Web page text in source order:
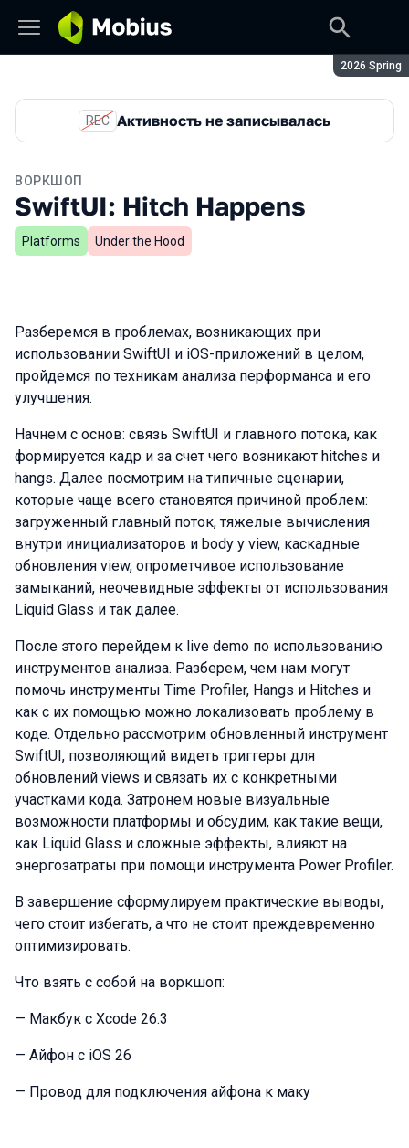
Сезон:
2026 Spring
REC Активность не записывалась
ВОРКШОП
SwiftUI: Hitch Happens
Platforms Under the Hood
Разберемся в проблемах, возникающих при
использовании SwiftUI и iOS-приложений в целом,
пройдемся по техникам анализа перформанса и его
улучшения.
Начнем с основ: связь SwiftUI и главного потока, как
формируется кадр и за счет чего возникают hitches и
hangs. Далее посмотрим на типичные сценарии,
которые чаще всего становятся причиной проблем:
загруженный главный поток, тяжелые вычисления
внутри инициализаторов и body у view, каскадные
обновления view, опрометчивое использование
замыканий, неочевидные эффекты от использования
Liquid Glass и так далее.
После этого перейдем к live demo по использованию
инструментов анализа. Разберем, чем нам могут
помочь инструменты Time Profiler, Hangs и Hitches и
как с их помощью можно локализовать проблему в
коде. Отдельно рассмотрим обновленный инструмент
SwiftUI, позволяющий видеть триггеры для
обновлений views и связать их с конкретными
участками кода. Затронем новые визуальные
возможности платформы и обсудим, как такие вещи,
как Liquid Glass и сложные эффекты, влияют на
энергозатраты при помощи инструмента Power Profiler.
В завершение сформулируем практические выводы,
чего стоит избегать, а что не стоит преждевременно
оптимизировать.
Что взять с собой на воркшоп:
— Макбук с Xcode 26.3
— Айфон с iOS 26
— Провод для подключения айфона к маку